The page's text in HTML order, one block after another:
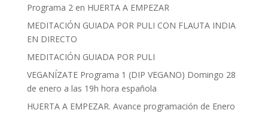
Programa 2 en HUERTA A EMPEZAR
MEDITACIÓN GUIADA POR PULI CON FLAUTA INDIA
EN DIRECTO
MEDITACIÓN GUIADA POR PULI
VEGANÍZATE Programa 1 (DIP VEGANO) Domingo 28
de enero a las 19h hora española
HUERTA A EMPEZAR. Avance programación de Enero